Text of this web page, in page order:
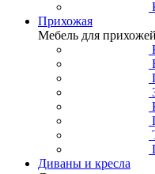
Прихожая
Мебель для прихожей
Диваны и кресла